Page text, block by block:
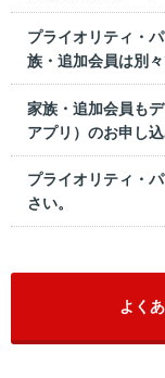
プライオリティ・
族・追加会員は別
家族・追加会員も
アプリ）のお申し
プライオリティ・
さい。
よく